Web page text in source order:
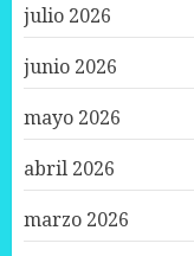
julio 2026
junio 2026
mayo 2026
abril 2026
marzo 2026